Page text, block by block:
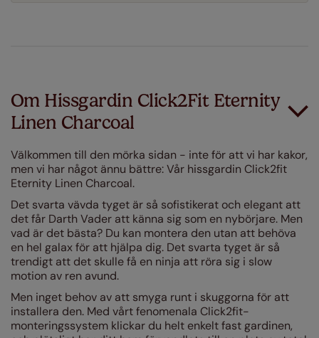
Om Hissgardin Click2Fit Eternity
Linen Charcoal
Välkommen till den mörka sidan - inte för att vi har kakor,
men vi har något ännu bättre: Vår hissgardin Click2fit
Eternity Linen Charcoal.
Det svarta vävda tyget är så sofistikerat och elegant att
det får Darth Vader att känna sig som en nybörjare. Men
vad är det bästa? Du kan montera den utan att behöva
en hel galax för att hjälpa dig. Det svarta tyget är så
trendigt att det skulle få en ninja att röra sig i slow
motion av ren avund.
Men inget behov av att smyga runt i skuggorna för att
installera den. Med vårt fenomenala Click2fit-
monteringssystem klickar du helt enkelt fast gardinen,